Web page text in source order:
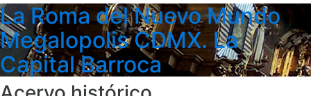
La Roma del Nuevo Mundo
Megalopolis CDMX. La
Capital Barroca